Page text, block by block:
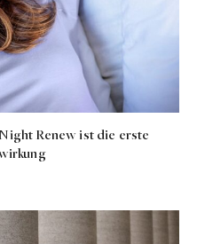
Renew ist die erste